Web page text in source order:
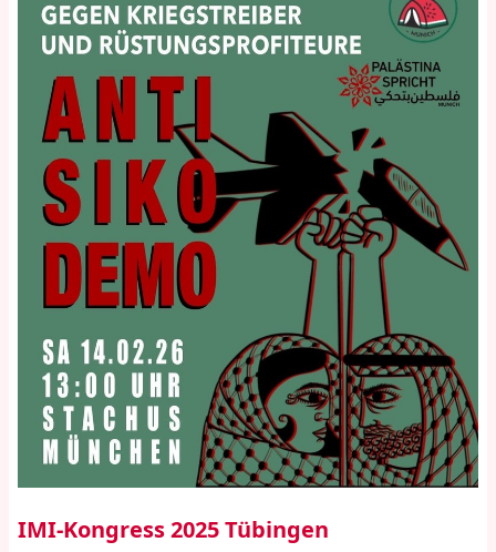
IMI-Kongress 2025 Tübingen